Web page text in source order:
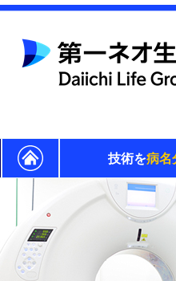
技術を病名